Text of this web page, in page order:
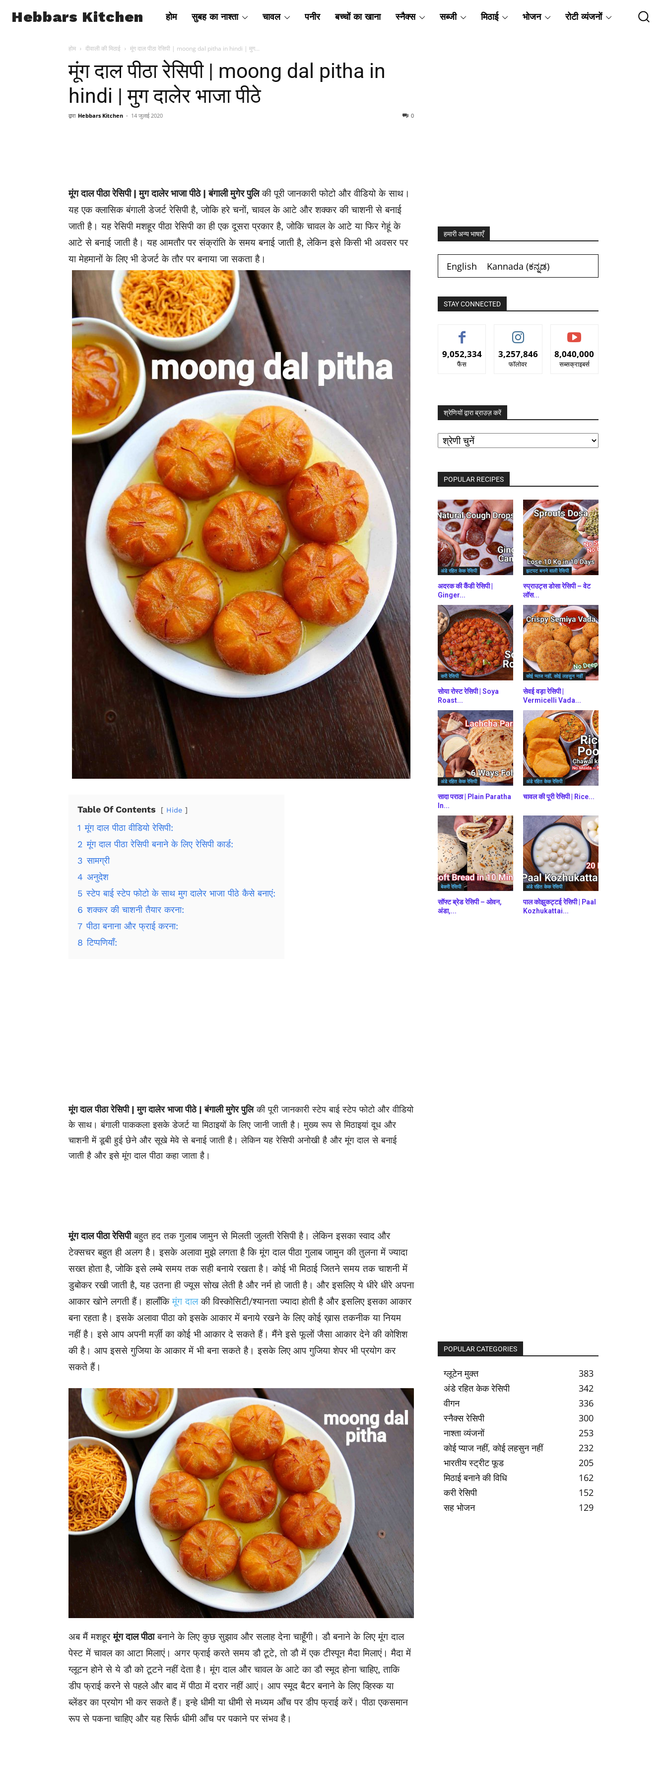
Hebbars Kitchen होम सुबह का नाश्ता चावल पनीर बच्चों का खाना स्नैक्स सब्जी मिठाई भोजन रोटी व्यंजनों
होम दीवाली की मिठाई मूंग दाल पीठा रेसिपी | moong dal pitha in hindi | मुग...
मूंग दाल पीठा रेसिपी | moong dal pitha in
hindi | मुग दालेर भाजा पीठे
द्वारा Hebbars Kitchen - 14 जुलाई 2020 0
मूंग दाल पीठा रेसिपी | मुग दालेर भाजा पीठे | बंगाली मुगेर पुलिकी पूरी जानकारी फोटो और वीडियो के साथ।
यह एक क्लासिक बंगाली डेजर्ट रेसिपी है, जोकि हरे चनों, चावल के आटे और शक्कर की चाशनी से बनाई
जाती है। यह रेसिपी मशहूर पीठा रेसिपी का ही एक दूसरा प्रकार है, जोकि चावल के आटे या फिर गेहूं के
आटे से बनाई जाती है। यह आमतौर पर संक्रांति के समय बनाई जाती है, लेकिन इसे किसी भी अवसर पर
या मेहमानों के लिए भी डेजर्ट के तौर पर बनाया जा सकता है।
Table Of Contents Hide
1 मूंग दाल पीठा वीडियो रेसिपी:
2 मूंग दाल पीठा रेसिपी बनाने के लिए रेसिपी कार्ड:
3 सामग्री
4 अनुदेश
5 स्टेप बाई स्टेप फोटो के साथ मुग दालेर भाजा पीठे कैसे बनाएं:
6 शक्कर की चाशनी तैयार करना:
7 पीठा बनाना और फ्राई करना:
8 टिप्पणियाँ:
मूंग दाल पीठा रेसिपी | मुग दालेर भाजा पीठे | बंगाली मुगेर पुलिकी पूरी जानकारी स्टेप बाई स्टेप फोटो और वीडियो
के साथ। बंगाली पाककला इसके डेजर्ट या मिठाइयों के लिए जानी जाती है। मुख्य रूप से मिठाइयां दूध और
चाशनी में डूबी हुई छेने और सूखे मेवे से बनाई जाती है। लेकिन यह रेसिपी अनोखी है और मूंग दाल से बनाई
जाती है और इसे मूंग दाल पीठा कहा जाता है।
मूंग दाल पीठा रेसिपीबहुत हद तक गुलाब जामुन से मिलती जुलती रेसिपी है। लेकिन इसका स्वाद और
टेक्सचर बहुत ही अलग है। इसके अलावा मुझे लगता है कि मूंग दाल पीठा गुलाब जामुन की तुलना में ज्यादा
सख्त होता है, जोकि इसे लम्बे समय तक सही बनाये रखता है। कोई भी मिठाई जितने समय तक चाशनी में
डुबोकर रखी जाती है, यह उतना ही ज्यूस सोख लेती है और नर्म हो जाती है। और इसलिए ये धीरे धीरे अपना
आकार खोने लगती हैं। हालाँकिमूंग दालकी विस्कोसिटी/श्यानता ज्यादा होती है और इसलिए इसका आकार
बना रहता है। इसके अलावा पीठा को इसके आकार में बनाये रखने के लिए कोई ख़ास तकनीक या नियम
नहीं है। इसे आप अपनी मर्ज़ी का कोई भी आकार दे सकते हैं। मैंने इसे फूलों जैसा आकार देने की कोशिश
की है। आप इससे गुजिया के आकार में भी बना सकते है। इसके लिए आप गुजिया शेपर भी प्रयोग कर
सकते हैं।
अब मैं मशहूरमूंग दाल पीठाबनाने के लिए कुछ सुझाव और सलाह देना चाहूँगी। डौ बनाने के लिए मूंग दाल
पेस्ट में चावल का आटा मिलाएं। अगर फ्राई करते समय डौ टूटे, तो डौ में एक टीस्पून मैदा मिलाएं। मैदा में
ग्लूटन होने से ये डौ को टूटने नहीं देता है। मूंग दाल और चावल के आटे का डौ स्मूद होना चाहिए, ताकि
डीप फ्राई करने से पहले और बाद में पीठा में दरार नहीं आएं। आप स्मूद बैटर बनाने के लिए व्हिस्क या
ब्लेंडर का प्रयोग भी कर सकते हैं। इन्हे धीमी या धीमी से मध्यम आँच पर डीप फ्राई करें। पीठा एकसमान
रूप से पकना चाहिए और यह सिर्फ धीमी आँच पर पकाने पर संभव है।
हमारी अन्य भाषाएँ
English Kannada (ಕನ್ನಡ)
STAY CONNECTED
9,052,334
फैंस
3,257,846
फॉलोवर
8,040,000
सब्सक्राइबर्स
श्रेणियों द्वारा ब्राउज़ करें
श्रेणियों
द्वारा
ब्राउज़
POPULAR RECIPES
अंडे रहित केक रेसिपी
अदरक की कैंडी रेसिपी |
Ginger...
झटपट बनने वाली रेसिपी
स्प्राउट्स डोसा रेसिपी – वेट
लॉस...
करी रेसिपी
सोया रोस्ट रेसिपी | Soya
Roast...
कोई प्याज नहीं, कोई लहसुन नहीं
सेवई वड़ा रेसिपी |
Vermicelli Vada...
अंडे रहित केक रेसिपी
सादा पराठा | Plain Paratha
In...
अंडे रहित केक रेसिपी
चावल की पूरी रेसिपी | Rice...
बेकरी रेसिपी
सॉफ्ट ब्रेड रेसिपी – ओवन,
अंडा,...
अंडे रहित केक रेसिपी
पाल कोझुकट्टई रेसिपी | Paal
Kozhukattai...
POPULAR CATEGORIES
ग्लूटेन मुक्त
383
अंडे रहित केक रेसिपी
342
वीगन
336
स्नैक्स रेसिपी
300
नाश्ता व्यंजनों
253
कोई प्याज नहीं, कोई लहसुन नहीं
232
भारतीय स्ट्रीट फूड
205
मिठाई बनाने की विधि
162
करी रेसिपी
152
सह भोजन
129